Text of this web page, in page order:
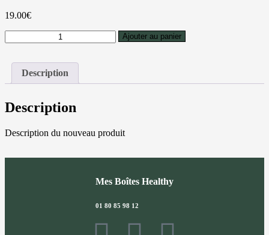
19.00€
Ajouter au panier
Description
Description
Description du nouveau produit
Mes Boîtes Healthy
01 80 85 98 12